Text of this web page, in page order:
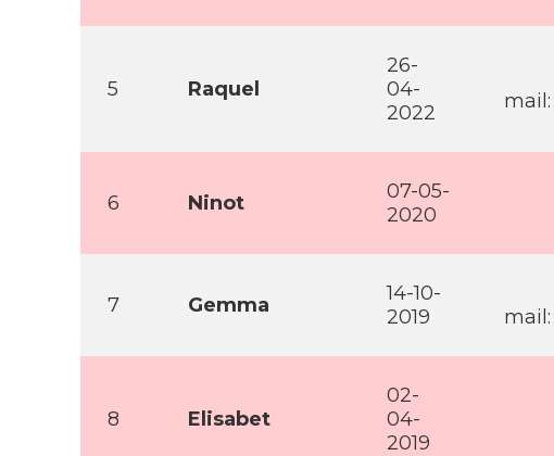
5 Raquel
26-
04-
2022
mail:
6 Ninot
07-05-
2020
7 Gemma
14-10-
2019
mail:
8 Elisabet
02-
04-
2019